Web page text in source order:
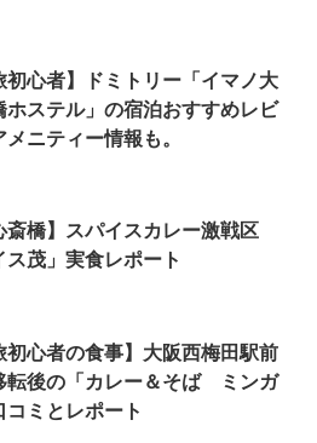
初心者】ドミトリー「イマノ大
ホステル」の宿泊おすすめレビ
メニティー情報も。
斎橋】スパイスカレー激戦区
ス茂」実食レポート
初心者の食事】大阪西梅田駅前
転後の「カレー＆そば ミンガ
コミとレポート